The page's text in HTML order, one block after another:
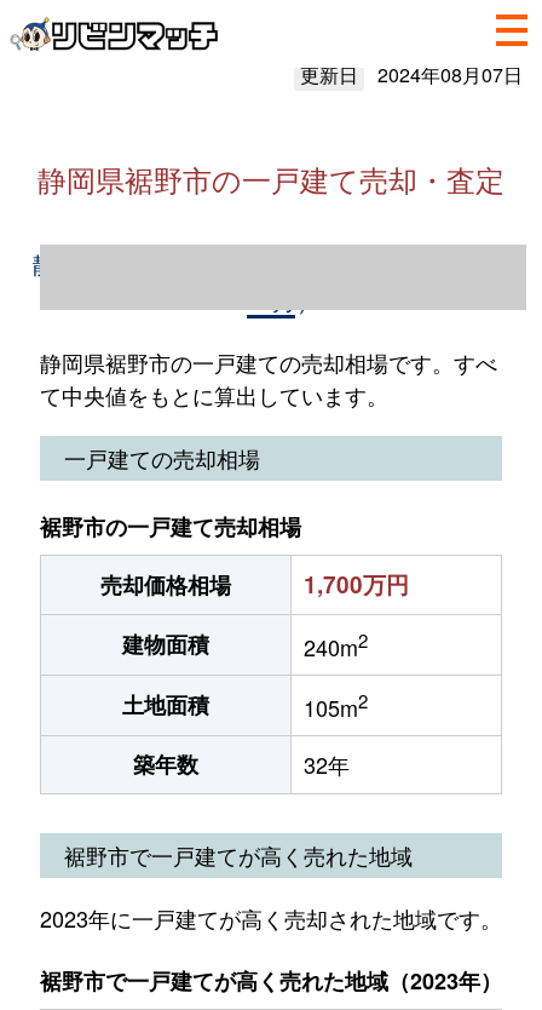
更新日 2024年08月07日
静岡県裾野市の一戸建て売却・査定
静岡県裾野市の一戸建て売却情報（2023年1
静岡県裾野市の一戸建ての売却相場です。すべ
て中央値をもとに算出しています。
一戸建ての売却相場
裾野市の一戸建て売却相場
売却価格相場
1,700万円
建物面積 240m2
土地面積 105m2
築年数 32年
裾野市で一戸建てが高く売れた地域
2023年に一戸建てが高く売却された地域です。
裾野市で一戸建てが高く売れた地域（2023年）